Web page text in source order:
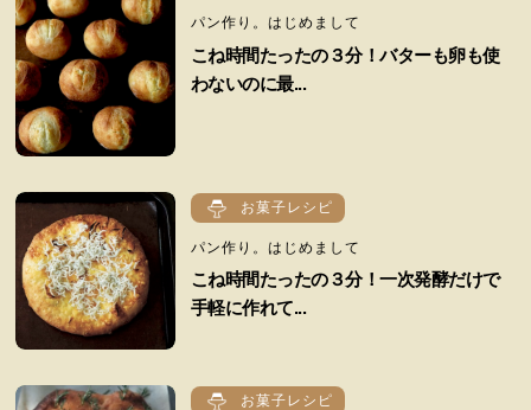
パン作り。はじめまして
こね時間たったの３分！バターも卵も使
わないのに最...
お菓子レシピ
パン作り。はじめまして
こね時間たったの３分！一次発酵だけで
手軽に作れて...
お菓子レシピ